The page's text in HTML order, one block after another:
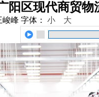
阳区现代商贸物
峻峰 字体： 小 大